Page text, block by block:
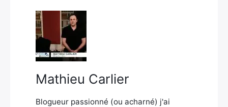
Mathieu Carlier
Blogueur passionné (ou acharné) j'ai